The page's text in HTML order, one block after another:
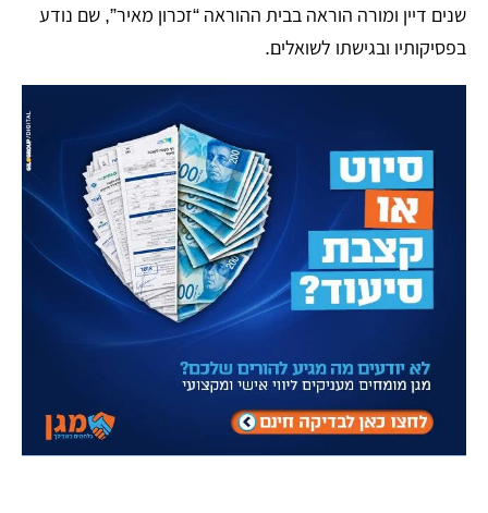
שנים דיין ומורה הוראה בבית ההוראה “זכרון מאיר”, שם נודע
בפסיקותיו ובגישתו לשואלים.